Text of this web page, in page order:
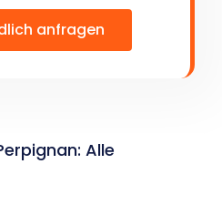
anfragen
Alle